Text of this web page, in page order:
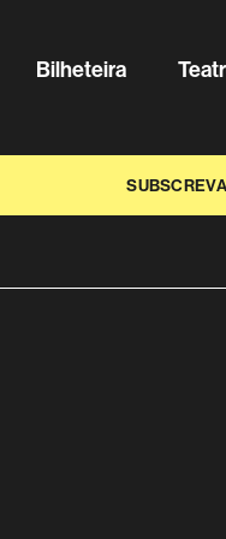
Bilheteira